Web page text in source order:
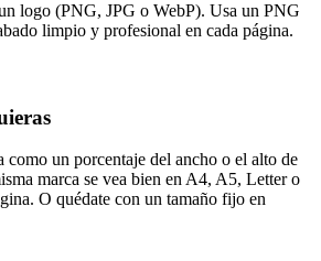
logo (PNG, JPG o WebP). Usa un PNG
limpio y profesional en cada página.
como un porcentaje del ancho o el alto de
marca se vea bien en A4, A5, Letter o
O quédate con un tamaño fijo en